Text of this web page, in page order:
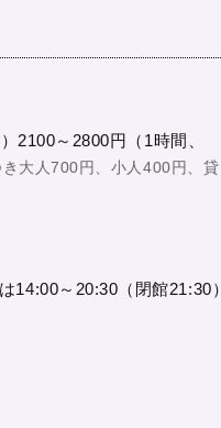
2100～2800円（1時間、
き大人700円、小人400円、貸
14:00～20:30（閉館21:30）